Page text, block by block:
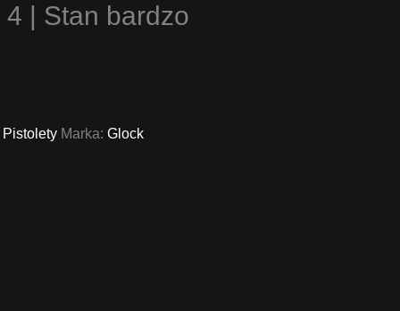
| Stan bardzo
Pistolety Marka: Glock